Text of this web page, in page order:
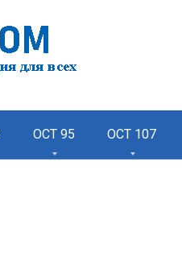
ОСТ 95 ОСТ 107